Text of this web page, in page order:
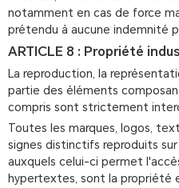
notamment en cas de force
prétendu à aucune indemnité
ARTICLE 8 : Propriété
La reproduction, la
partie des éléments
compris sont strictement
Toutes les marques, logos,
signes distinctifs reproduits
auxquels celui-ci permet
hypertextes, sont la propriété